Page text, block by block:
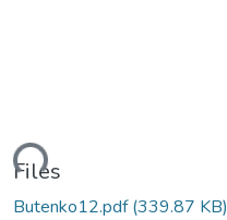
Files
Butenko12.pdf(339.87 KB)